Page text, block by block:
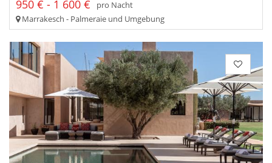
950 € - 1 600 €
pro Nacht
Marrakesch - Palmeraie und Umgebung